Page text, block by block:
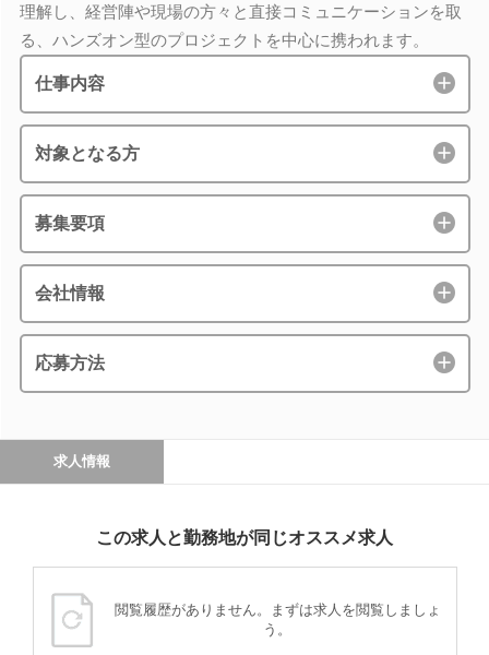
理解し、経営陣や現場の方々と直接コミュニケーションを取
る、ハンズオン型のプロジェクトを中心に携われます。
仕事内容
対象となる方
募集要項
会社情報
応募方法
求人情報
この求人と勤務地が同じオススメ求人
閲覧履歴がありません。まずは求人を閲覧しましょ
う。